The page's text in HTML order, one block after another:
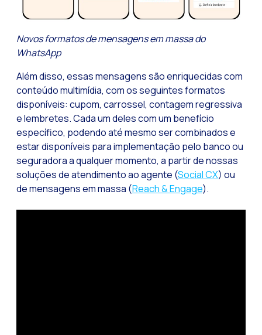
Mobilidade
Estar à frente das
Notificações
Tornar os fluxos
Humanização das
Pesquisa de
Recapitulando a
CX social: A
Novos formatos de mensagens em massa do
WhatsApp
Além disso, essas mensagens são enriquecidas com
conteúdo multimídia, com os seguintes formatos
disponíveis: cupom, carrossel, contagem regressiva
e lembretes. Cada um deles com um benefício
específico, podendo até mesmo ser combinados e
estar disponíveis para implementação pelo banco ou
seguradora a qualquer momento, a partir de nossas
soluções de atendimento ao agente (Social CX) ou
de mensagens em massa (Reach & Engage).